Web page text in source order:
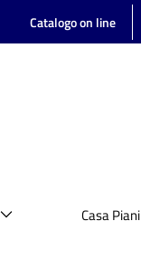
Catalogo on line
Casa Piani